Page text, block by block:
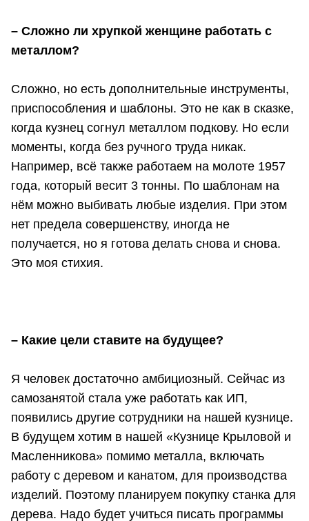
– Сложно ли хрупкой женщине работать с
металлом?
Сложно, но есть дополнительные инструменты,
приспособления и шаблоны. Это не как в сказке,
когда кузнец согнул металлом подкову. Но если
моменты, когда без ручного труда никак.
Например, всё также работаем на молоте 1957
года, который весит 3 тонны. По шаблонам на
нём можно выбивать любые изделия. При этом
нет предела совершенству, иногда не
получается, но я готова делать снова и снова.
Это моя стихия.
– Какие цели ставите на будущее?
Я человек достаточно амбициозный. Сейчас из
самозанятой стала уже работать как ИП,
появились другие сотрудники на нашей кузнице.
В будущем хотим в нашей «Кузнице Крыловой и
Масленникова» помимо металла, включать
работу с деревом и канатом, для производства
изделий. Поэтому планируем покупку станка для
дерева. Надо будет учиться писать программы